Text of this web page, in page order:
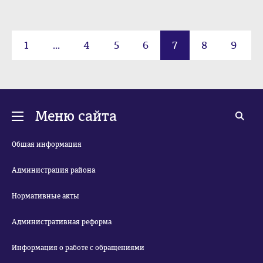
1 ... 4 5 6 7 8 9
Меню сайта
Общая информация
Администрация района
Нормативные акты
Административная реформа
Информация о работе с обращениями